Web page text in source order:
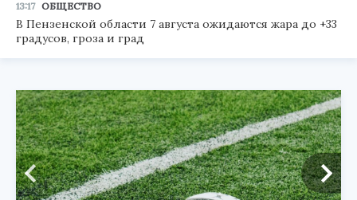
13:17 ОБЩЕСТВО
В Пензенской области 7 августа ожидаются жара до +33
градусов, гроза и град